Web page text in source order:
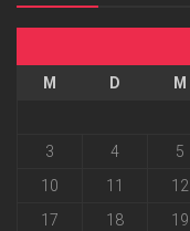
M D M
3
4 5
10
11 12
17
18 19